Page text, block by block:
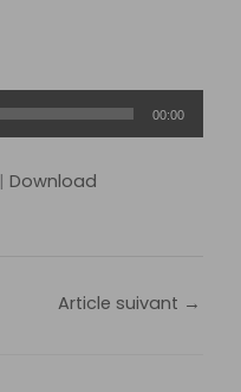
00:00
|Download
Article suivant →